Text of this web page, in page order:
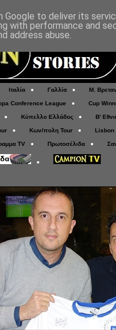
Ιταλία Γαλλία Μ.
Conference League Cup
Κύπελλο Ελλάδος Β'
Κων/πολη Tour Lisbon
TV Πρωτοσέλιδα
to deliver its
with performance and
address abuse.